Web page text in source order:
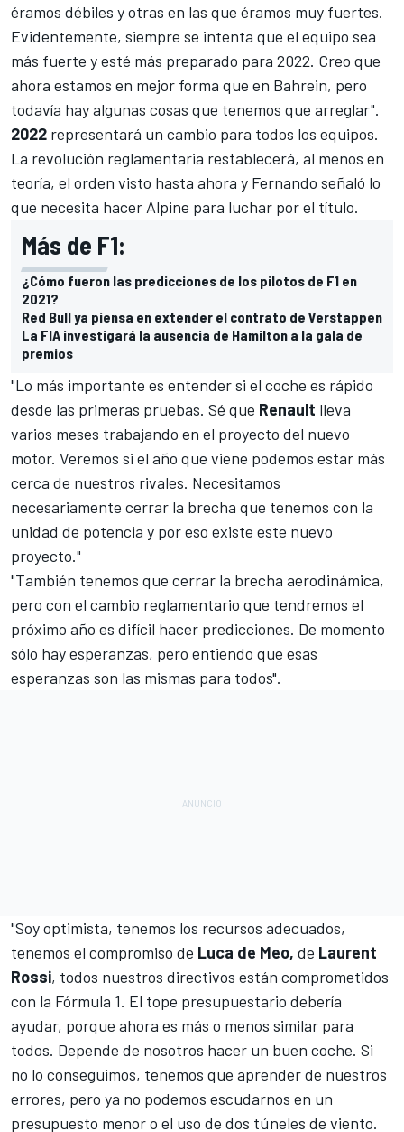
éramos débiles y otras en las que éramos muy fuertes.
Evidentemente, siempre se intenta que el equipo sea
más fuerte y esté más preparado para 2022. Creo que
ahora estamos en mejor forma que en Bahrein, pero
todavía hay algunas cosas que tenemos que arreglar".
2022 representará un cambio para todos los equipos.
La revolución reglamentaria restablecerá, al menos en
teoría, el orden visto hasta ahora y Fernando señaló lo
que necesita hacer Alpine para luchar por el título.
Más de F1:
¿Cómo fueron las predicciones de los pilotos de F1 en
2021?
Red Bull ya piensa en extender el contrato de Verstappen
La FIA investigará la ausencia de Hamilton a la gala de
premios
"Lo más importante es entender si el coche es rápido
desde las primeras pruebas. Sé que Renault lleva
varios meses trabajando en el proyecto del nuevo
motor. Veremos si el año que viene podemos estar más
cerca de nuestros rivales. Necesitamos
necesariamente cerrar la brecha que tenemos con la
unidad de potencia y por eso existe este nuevo
proyecto."
"También tenemos que cerrar la brecha aerodinámica,
pero con el cambio reglamentario que tendremos el
próximo año es difícil hacer predicciones. De momento
sólo hay esperanzas, pero entiendo que esas
esperanzas son las mismas para todos".
"Soy optimista, tenemos los recursos adecuados,
tenemos el compromiso de Luca de Meo, de Laurent
Rossi, todos nuestros directivos están comprometidos
con la Fórmula 1. El tope presupuestario debería
ayudar, porque ahora es más o menos similar para
todos. Depende de nosotros hacer un buen coche. Si
no lo conseguimos, tenemos que aprender de nuestros
errores, pero ya no podemos escudarnos en un
presupuesto menor o el uso de dos túneles de viento.